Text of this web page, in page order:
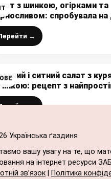
з шинкою, огірками та
спробувала на
подруги і дуже
ділюсь з Вами –
→
і ситний салат з
рецепт з
→
Українська ґаздиня
вашу увагу на те, що
на інтернет ресурси
зв’язок
Політика